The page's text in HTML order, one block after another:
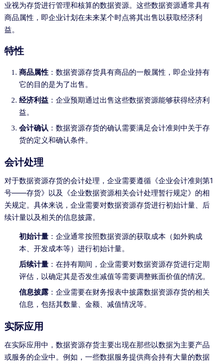
业视为存货进行管理和核算的数据资源。这些数据资源通常具有
商品属性，即企业计划在未来某个时点将其出售以获取经济利
益。
特性
商品属性：数据资源存货具有商品的一般属性，即企业持有
它的目的是为了出售。
经济利益：企业预期通过出售这些数据资源能够获得经济利
益。
会计确认 ：数据资源存货的确认需要满足会计准则中关于存
货的定义和确认条件。
会计处理
对于数据资源存货的会计处理，企业需要遵循《企业会计准则第1
号——存货》以及《企业数据资源相关会计处理暂行规定》的相
关规定。具体来说，企业需要对数据资源存货进行初始计量、后
续计量以及相关的信息披露。
初始计量：企业通常按照数据资源的获取成本（如外购成
本、开发成本等）进行初始计量。
后续计量：在持有期间，企业需要对数据资源存货进行定期
评估，以确定其是否发生减值等需要调整账面价值的情况。
信息披露：企业需要在财务报表中披露数据资源存货的相关
信息，包括其数量、金额、减值情况等。
实际应用
在实际应用中，数据资源存货主要出现在那些以数据为主要产品
或服务的企业中。例如，一些数据服务提供商会持有大量的数据